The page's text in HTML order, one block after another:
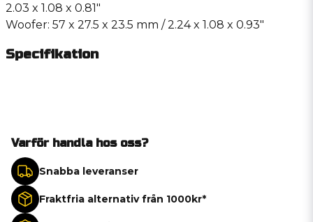
2.03 x 1.08 x 0.81″
Woofer: 57 x 27.5 x 23.5 mm / 2.24 x 1.08 x 0.93″
Specifikation
Varför handla hos oss?
Snabba leveranser
Fraktfria alternativ från 1000kr*